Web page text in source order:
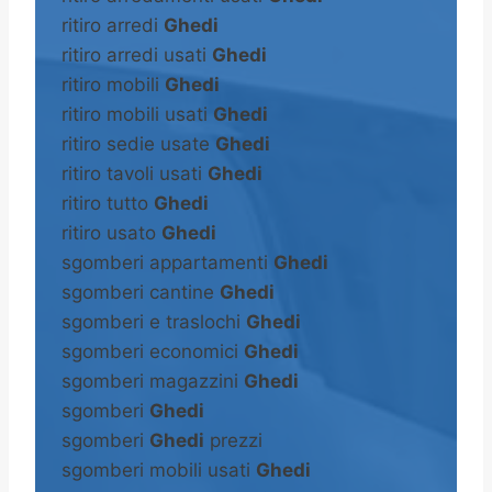
ritiro arredi Ghedi
ritiro arredi usati Ghedi
ritiro mobili Ghedi
ritiro mobili usati Ghedi
ritiro sedie usate Ghedi
ritiro tavoli usati Ghedi
ritiro tutto Ghedi
ritiro usato Ghedi
sgomberi appartamenti Ghedi
sgomberi cantine Ghedi
sgomberi e traslochi Ghedi
sgomberi economici Ghedi
sgomberi magazzini Ghedi
sgomberi Ghedi
sgomberi Ghedi prezzi
sgomberi mobili usati Ghedi